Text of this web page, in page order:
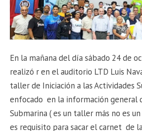
En la mañana del día sábado 24 de
realizó r en el auditorio LTD Luis
taller de Iniciación a las Actividades
enfocado en la información general
Submarina ( es un taller más no es
es requisito para sacar el carnet de